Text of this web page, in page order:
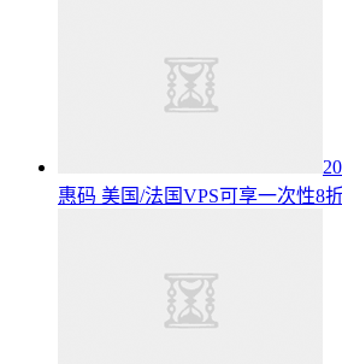
惠码 美国/法国VPS可享一次性8